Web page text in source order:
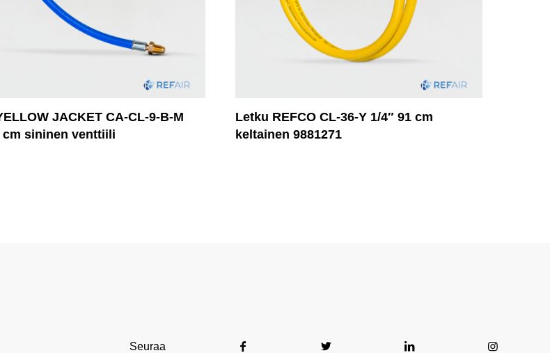
JACKET CA-CL-9-B-M
cm sininen venttiili
Letku REFCO CL-36-Y 1/4″ 91 cm
keltainen 9881271
Seuraa